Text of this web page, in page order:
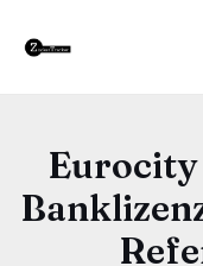
Eurocity